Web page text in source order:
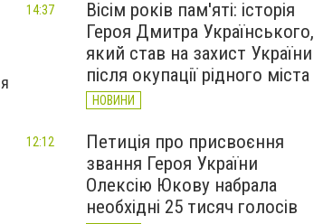
Вісім років пам'яті: історія
Героя Дмитра Українського,
який став на захист України
після окупації рідного міста
НОВИНИ
14:37
Петиція про присвоєння
звання Героя України
Олексію Юкову набрала
необхідні 25 тисяч голосів
12:12